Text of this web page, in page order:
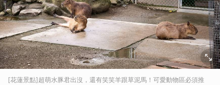
[花蓮景點]超萌水豚君出沒，還有笑笑羊跟草泥馬！可愛動物區必須推